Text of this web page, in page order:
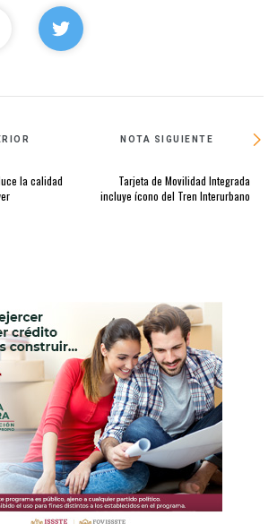
la calidad
NOTA SIGUIENTE
Tarjeta de Movilidad Integrada
incluye ícono del Tren Interurbano